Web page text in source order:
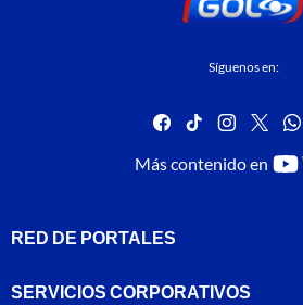
Síguenos en:
facebook
tiktok
Más contenido en
RED DE PORTALES
SERVICIOS CORPORATIVOS